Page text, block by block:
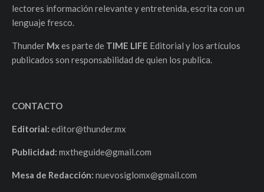
lectores información relevante y entretenida, escrita con un
lenguaje fresco.
Thunder Mxes parte de TIME LIFE Editorial y los artículos
publicados son responsabilidad de quien los publica.
CONTACTO
Editorial: editor@thunder.mx
Publicidad: mxtheguide@gmail.com
Mesa de Redacción: nuevosiglomx@gmail.com